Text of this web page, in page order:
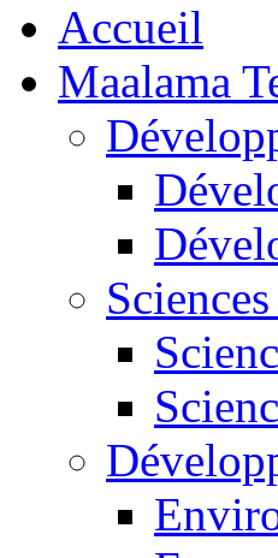
Accueil
Maalama